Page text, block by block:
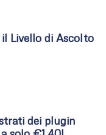
Livello di Ascolto
dei plugin